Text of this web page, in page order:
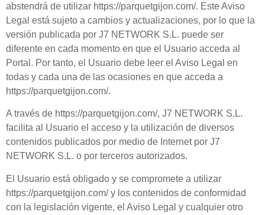
abstendrá de utilizar https://parquetgijon.com/. Este Aviso
Legal está sujeto a cambios y actualizaciones, por lo que la
versión publicada por J7 NETWORK S.L. puede ser
diferente en cada momento en que el Usuario acceda al
Portal. Por tanto, el Usuario debe leer el Aviso Legal en
todas y cada una de las ocasiones en que acceda a
https://parquetgijon.com/.
A través de https://parquetgijon.com/, J7 NETWORK S.L.
facilita al Usuario el acceso y la utilización de diversos
contenidos publicados por medio de Internet por J7
NETWORK S.L. o por terceros autorizados.
El Usuario está obligado y se compromete a utilizar
https://parquetgijon.com/y los contenidos de conformidad
con la legislación vigente, el Aviso Legal y cualquier otro